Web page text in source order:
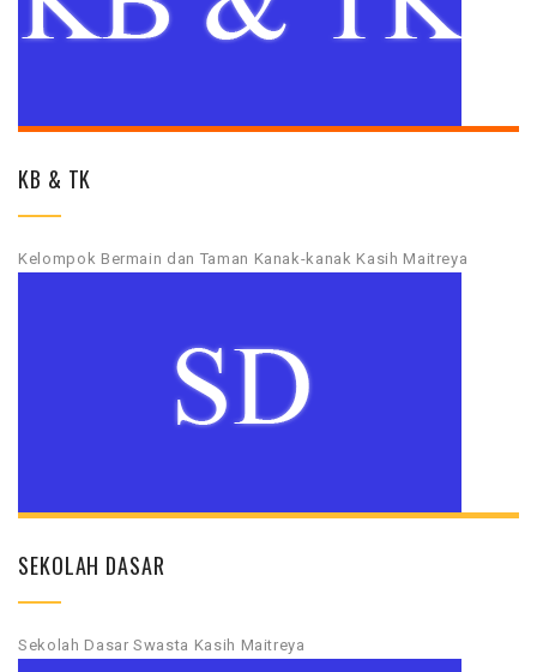
KB & TK
Kelompok Bermain dan Taman Kanak-kanak Kasih Maitreya
SEKOLAH DASAR
Sekolah Dasar Swasta Kasih Maitreya